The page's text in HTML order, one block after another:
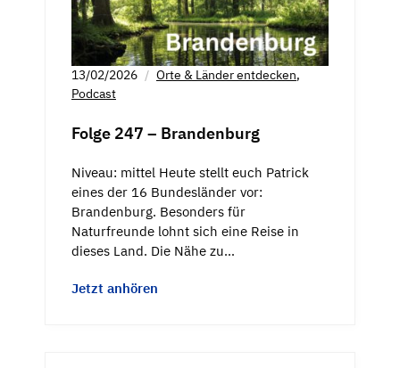
13/02/2026 Orte & Länder entdecken,
Podcast
Folge 247 – Brandenburg
Niveau: mittel Heute stellt euch Patrick
eines der 16 Bundesländer vor:
Brandenburg. Besonders für
Naturfreunde lohnt sich eine Reise in
dieses Land. Die Nähe zu…
Jetzt anhören